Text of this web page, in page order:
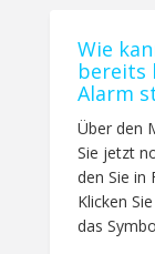
Wie
bereits
Alarm
Über den
Sie jetzt
den Sie in
Klicken
das